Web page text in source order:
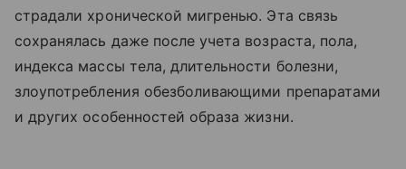
страдали хронической мигренью. Эта связь
сохранялась даже после учета возраста, пола,
индекса массы тела, длительности болезни,
злоупотребления обезболивающими препаратами
и других особенностей образа жизни.